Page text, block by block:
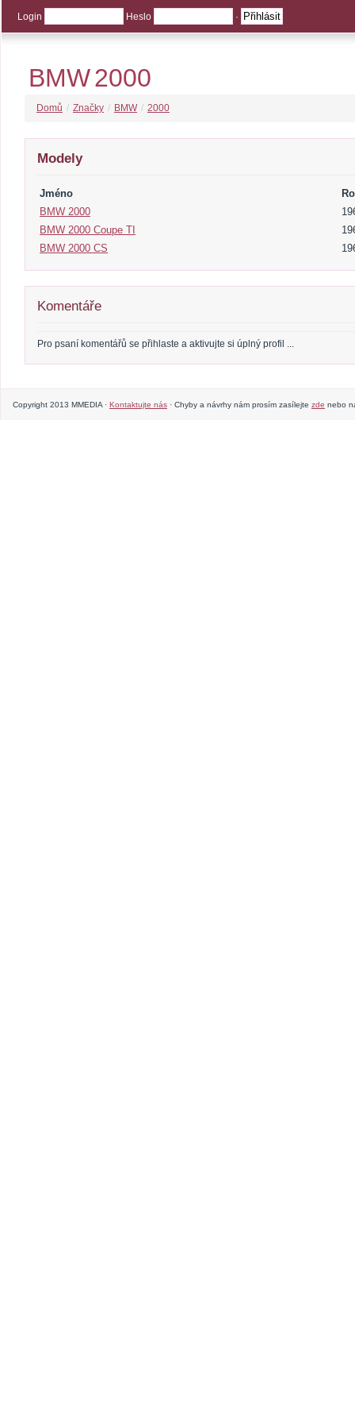
Login Heslo ·
BMW2000
Domů / Značky / BMW / 2000
Modely
Jméno
BMW 2000
BMW 2000 Coupe TI
BMW 2000 CS
Komentáře
Pro psaní komentářů se přihlaste a aktivujte si úplný profil ...
Copyright 2013 MMEDIA · Kontaktujte nás · Chyby a návrhy nám prosím zasílejte zde nebo